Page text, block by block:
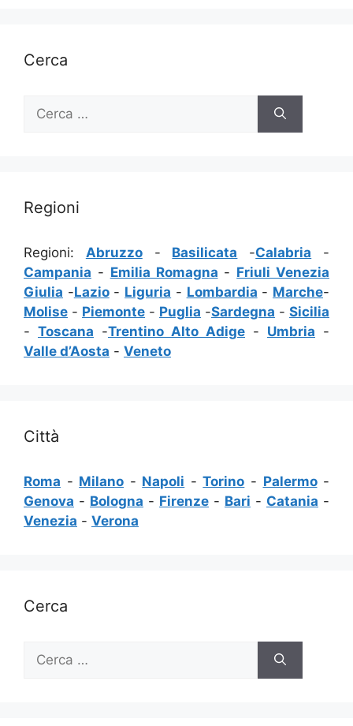
Cerca
per:
Regioni
Regioni: Abruzzo- Basilicata -Calabria -
Campania - Emilia Romagna - Friuli Venezia
Giulia -Lazio- Liguria - Lombardia - Marche-
Molise - Piemonte - Puglia -Sardegna - Sicilia
- Toscana -Trentino Alto Adige - Umbria -
Valle d’Aosta - Veneto
Città
Roma - Milano - Napoli -Torino - Palermo-
Genova - Bologna - Firenze - Bari - Catania -
Venezia - Verona
Cerca
per: